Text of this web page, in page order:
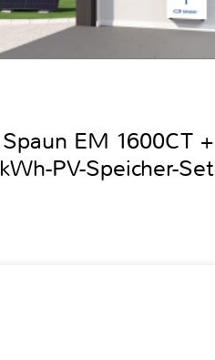
EM 1600CT +
PV-Speicher-Set